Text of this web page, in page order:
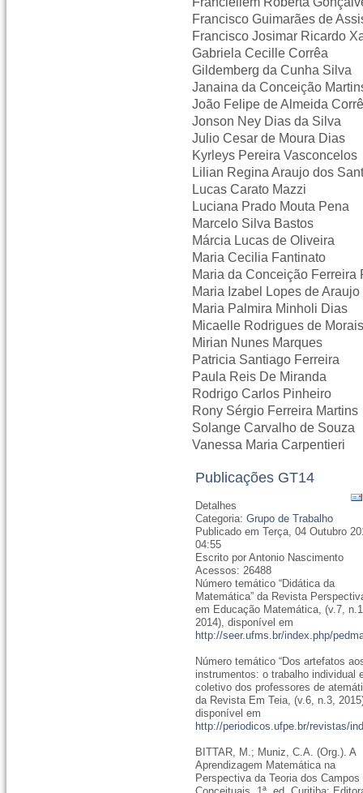
Francisco Guimarães de
Francisco Josimar Ricardo
Gabriela Cecille Corrêa
Gildemberg da Cunha Silva
Janaina da Conceição
João Felipe de Almeida
Jonson Ney Dias da Silva
Julio Cesar de Moura Dias
Kyrleys Pereira Vasconcelos
Lilian Regina Araujo dos
Lucas Carato Mazzi
Luciana Prado Mouta Pena
Marcelo Silva Bastos
Márcia Lucas de Oliveira
Maria Cecilia Fantinato
Maria da Conceição Ferreira
Maria Izabel Lopes de Araujo
Maria Palmira Minholi Dias
Micaelle Rodrigues de
Mirian Nunes Marques
Patricia Santiago Ferreira
Paula Reis De Miranda
Rodrigo Carlos Pinheiro
Rony Sérgio Ferreira Martins
Solange Carvalho de Souza
Vanessa Maria Carpentieri
Publicações GT14
Detalhes
Categoria:Grupo de Trabalho
Publicado em Terça, 04 Outubro
04:55
Escrito por Antonio Nascimento
Acessos: 26488
Número temático “Didática da
Matemática” da Revista
em Educação Matemática, (v.7,
2014), disponível em
http://seer.ufms.br/index.php/
Número temático “Dos artefatos
instrumentos: o trabalho individual
coletivo dos professores de
da Revista Em Teia, (v.6, n.3,
disponível em
http://periodicos.ufpe.br/revistas/
BITTAR, M.; Muniz, C.A. (Org.). A
Aprendizagem Matemática na
Perspectiva da Teoria dos Campos